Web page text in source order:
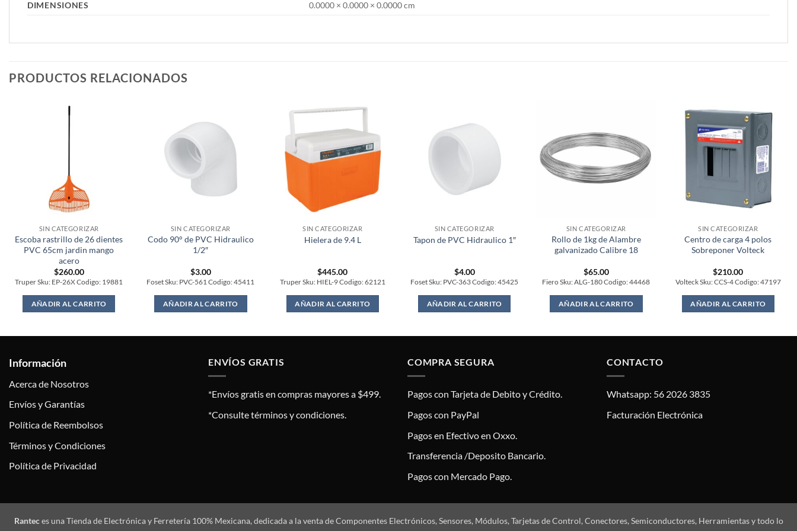
DIMENSIONES
0.0000 × 0.0000 × 0.0000 cm
PRODUCTOS RELACIONADOS
SIN CATEGORIZAR
Escoba rastrillo de 26 dientes
PVC 65cm jardin mango
acero
$260.00
Truper Sku: EP-26X Codigo: 19881
AÑADIR AL CARRITO
SIN CATEGORIZAR
Codo 90° de PVC Hidraulico
1/2″
$3.00
Foset Sku: PVC-561 Codigo: 45411
AÑADIR AL CARRITO
SIN CATEGORIZAR
Hielera de 9.4 L
$445.00
Truper Sku: HIEL-9 Codigo: 62121
AÑADIR AL CARRITO
SIN CATEGORIZAR
Tapon de PVC Hidraulico 1″
$4.00
Foset Sku: PVC-363 Codigo: 45425
AÑADIR AL CARRITO
SIN CATEGORIZAR
Rollo de 1kg de Alambre
galvanizado Calibre 18
$65.00
Fiero Sku: ALG-180 Codigo: 44468
AÑADIR AL CARRITO
SIN CATEGORIZAR
Centro de carga 4 polos
Sobreponer Volteck
$210.00
Volteck Sku: CCS-4 Codigo: 47197
AÑADIR AL CARRITO
Información
Acerca de Nosotros
Envíos y Garantías
Política de Reembolsos
Términos y Condiciones
Política de Privacidad
ENVÍOS GRATIS
*Envíos gratis en compras mayores a $499.
*Consulte términos y condiciones.
COMPRA SEGURA
Pagos con Tarjeta de Debito y Crédito.
Pagos con PayPal
Pagos en Efectivo en Oxxo.
Transferencia /Deposito Bancario.
Pagos con Mercado Pago.
CONTACTO
Whatsapp: 56 2026 3835
Facturación Electrónica
Ranteces una Tienda de Electrónica y Ferretería 100% Mexicana, dedicada a la venta de Componentes Electrónicos, Sensores, Módulos, Tarjetas de Control, Conectores, Semiconductores, Herramientas y todo lo